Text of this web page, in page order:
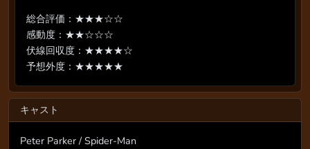
総合評価：★★★☆☆
感動度：★★☆☆☆
伏線回収度：★★★★☆
予想外度：★★★★★
キャスト
Peter Parker / Spider-Man